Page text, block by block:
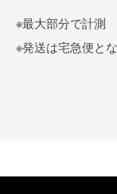
※最大部分で計測
※発送は宅急便とな